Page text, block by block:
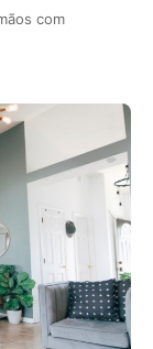
com